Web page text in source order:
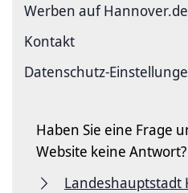
Werben auf Hannover.de
Kontakt
Datenschutz-
Haben Sie eine Frage
Website keine Antwort?
Landeshauptstadt